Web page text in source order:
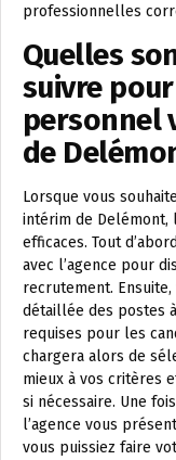
professionnelles
Quelles
suivre
personnel
de
Lorsque vous
intérim de Delémont,
efficaces. Tout
avec l’agence pour
recrutement.
détaillée des postes
requises pour les
chargera alors de
mieux à vos critères
si nécessaire. Une
l’agence vous
vous puissiez faire